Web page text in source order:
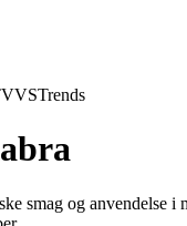
VVSTrends
smag og